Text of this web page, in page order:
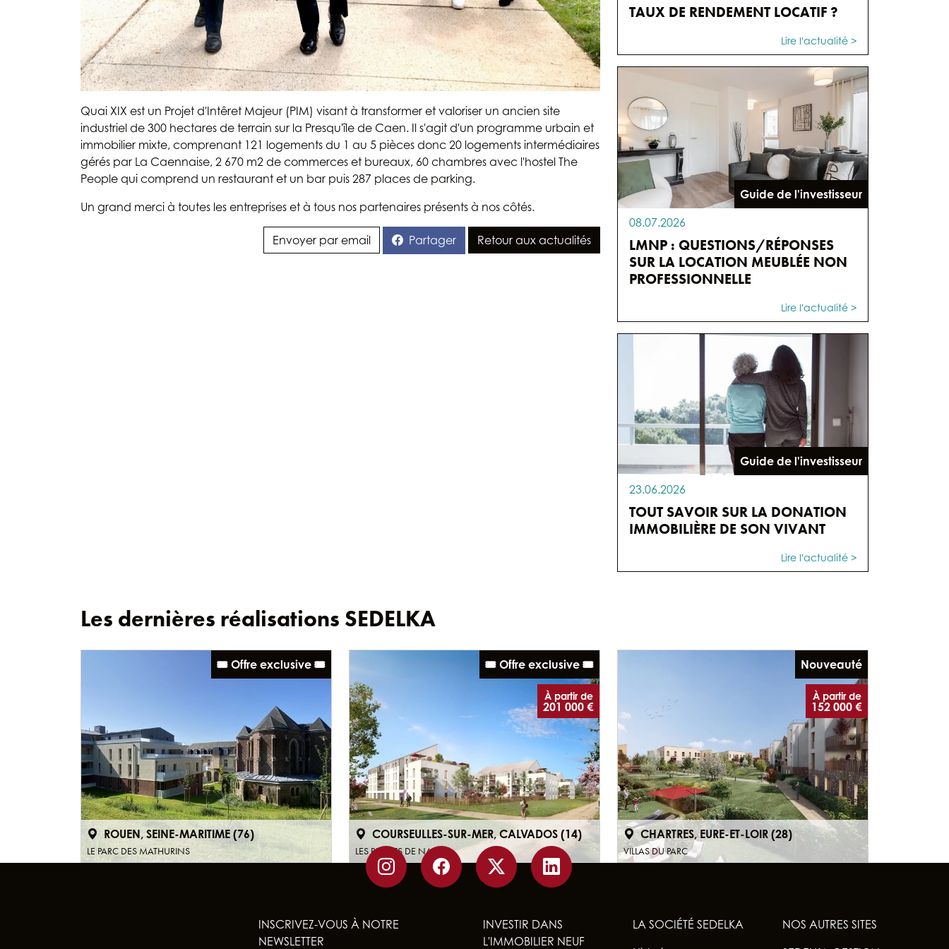
Quai XIX est un Projet d'Intêret Majeur (PIM) visant à transformer et valoriser un ancien site
industriel de 300 hectares de terrain sur la Presqu'île de Caen. Il s'agit d'un programme urbain et
immobilier mixte, comprenant 121 logements du 1 au 5 pièces donc 20 logements intermédiaires
gérés par La Caennaise, 2 670 m2 de commerces et bureaux, 60 chambres avec l'hostel The
People qui comprend un restaurant et un bar puis 287 places de parking.
Un grand merci à toutes les entreprises et à tous nos partenaires présents à nos côtés.
Envoyer par email Partager Retour aux actualités
TAUX DE RENDEMENT LOCATIF ?
Lire l'actualité >
Guide de l'investisseur
08.07.2026
LMNP : QUESTIONS/RÉPONSES
SUR LA LOCATION MEUBLÉE NON
PROFESSIONNELLE
Lire l'actualité >
Guide de l'investisseur
23.06.2026
TOUT SAVOIR SUR LA DONATION
IMMOBILIÈRE DE SON VIVANT
Lire l'actualité >
Les dernières réalisations SEDELKA
🎟️ Offre exclusive 🎟️
ROUEN, SEINE-MARITIME (76)
LE PARC DES MATHURINS
🎟️ Offre exclusive 🎟️
À partir de
201 000 €
COURSEULLES-SUR-MER, CALVADOS (14)
LES REFLETS DE NACRE
Nouveauté
À partir de
152 000 €
CHARTRES, EURE-ET-LOIR (28)
VILLAS DU PARC
INSCRIVEZ-VOUS À NOTRE
NEWSLETTER
INVESTIR DANS
L'IMMOBILIER NEUF
LA SOCIÉTÉ SEDELKA
NOS AUTRES SITES